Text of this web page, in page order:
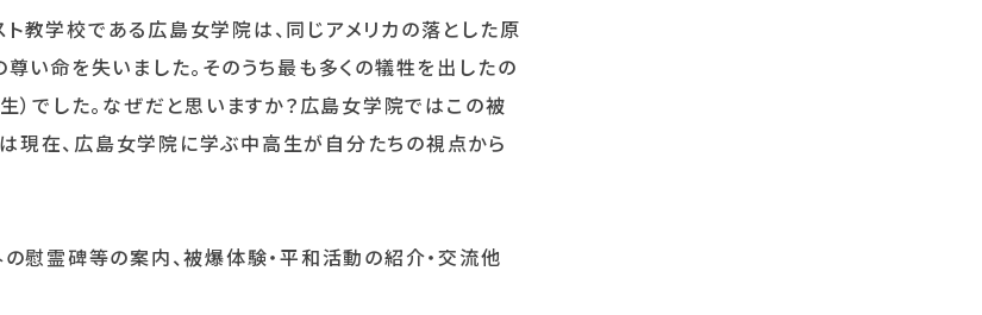
教学校である広島女学院は、同じアメリカの落とした原
い命を失いました。そのうち最も多くの犠牲を出したの
でした。なぜだと思いますか？広島女学院ではこの被
現在、広島女学院に学ぶ中高生が自分たちの視点から
慰霊碑等の案内、被爆体験・平和活動の紹介・交流他